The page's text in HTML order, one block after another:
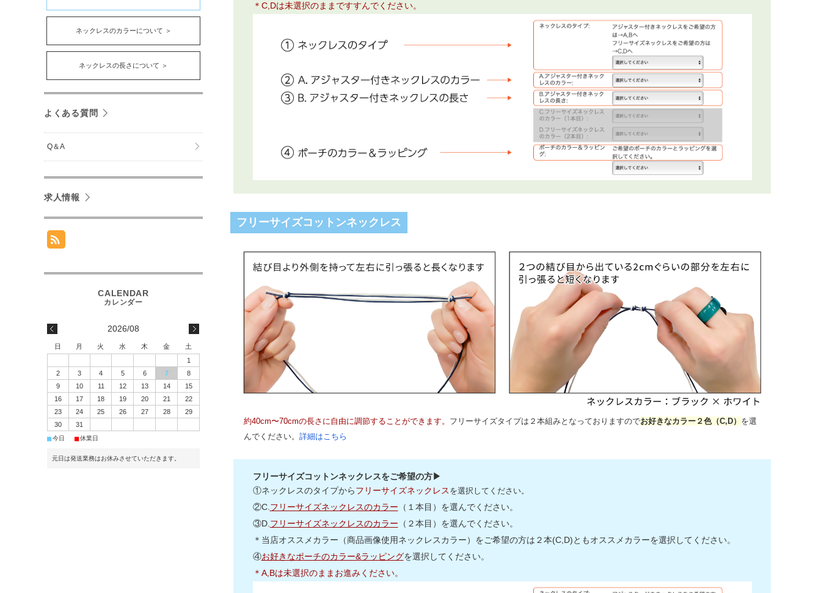
＊C,Dは未選択のままですすんでください。
フリーサイズコットンネックレス
約40cm〜70cmの長さに自由に調節することができます。 フリーサイズタイプは２本組みとなっておりますのでお好きなカラー２色（C,D） を選
んでください。 詳細はこちら
フリーサイズコットンネックレスをご希望の方▶
①ネックレスのタイプから フリーサイズネックレス を選択してください。
②C.フリーサイズネックレスのカラー （１本目）を選んでください。
③D.フリーサイズネックレスのカラー （２本目）を選んでください。
＊当店オススメカラー（商品画像使用ネックレスカラー）をご希望の方は２本(C,D)ともオススメカラーを選択してください。
④お好きなポーチのカラー&ラッピングを選択してください。
＊A,Bは未選択のままお進みください。
ネックレスのカラーについて ＞
ネックレスの長さについて ＞
よくある質問
Q＆A
求人情報
2026/08
日 月 火 水 木 金
土
1
2
3 4 5 6 7
8
9
10 11 12 13 14
15
16
17 18 19 20 21
22
23
24 25 26 27 28
29
30
31
■今日 ■休業日
元日は発送業務はお休みさせていただきます。